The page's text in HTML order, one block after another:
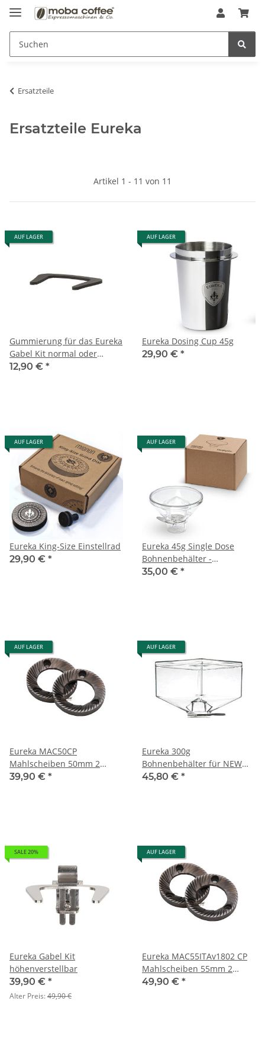
Ersatzteile
Ersatzteile Eureka
Artikel 1 - 11 von 11
AUF LAGER
Gummierung für das Eureka
Gabel Kit normal oder
höhenverstellbar
12,90 € *
AUF LAGER
Eureka Dosing Cup 45g
29,90 € *
AUF LAGER
Eureka King-Size Einstellrad
29,90 € *
AUF LAGER
Eureka 45g Single Dose
Bohnenbehälter -
Transparent - für NEW
35,00 € *
AUF LAGER
Eureka MAC50CP
Mahlscheiben 50mm 2
Stück
39,90 € *
AUF LAGER
Eureka 300g
Bohnenbehälter für NEW
Mignon Serie
45,80 € *
SALE 20%
Eureka Gabel Kit
höhenverstellbar
39,90 € *
Alter Preis:49,90 €
AUF LAGER
Eureka MAC55ITAv1802 CP
Mahlscheiben 55mm 2
Stück
49,90 € *